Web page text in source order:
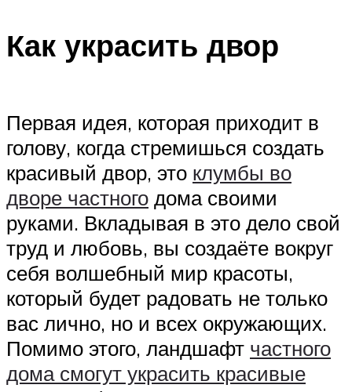
Как украсить двор
Первая идея, которая приходит в
голову, когда стремишься создать
красивый двор, это клумбы во
дворе частного дома своими
руками. Вкладывая в это дело свой
труд и любовь, вы создаёте вокруг
себя волшебный мир красоты,
который будет радовать не только
вас лично, но и всех окружающих.
Помимо этого, ландшафт частного
дома смогут украсить красивые